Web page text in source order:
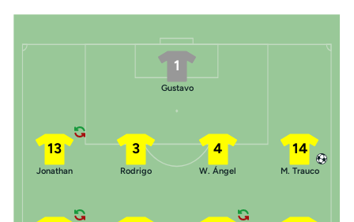
1
Gustavo
14
M. Trauco
4
W. Ángel
3
Rodrigo
13
Jonathan